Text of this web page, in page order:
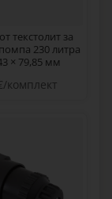
текстолит за
230 литра
× 79,85 мм
комплект